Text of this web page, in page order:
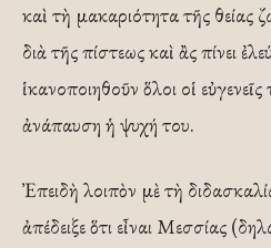
καὶ τὴ μακαριότητα τῆς θείας
διὰ τῆς πίστεως καὶ ἂς πίνει
ἱκανοποιηθοῦν ὅλοι οἱ
ἀνάπαυση ἡ ψυχή του.
Ἐπειδὴ λοιπὸν μὲ τὴ
ἀπέδειξε ὅτι εἶναι Μεσσίας